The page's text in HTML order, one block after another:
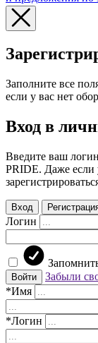
Заполните все
если у вас нет
Вход в
Введите ваш
PRIDE. Даже если
Вход
Логин
Войти
Забыли
*Имя
*Логин